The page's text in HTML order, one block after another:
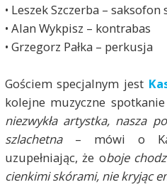
• Leszek Szczerba –
• Alan Wykpisz – kontrabas
• Grzegorz Pałka – perkusja
Gościem specjalnym jest
kolejne muzyczne
niezwykła artystka, nasza
szlachetna– mówi o
uzupełniając, że oboje
cienkimi skórami, nie kryjąc